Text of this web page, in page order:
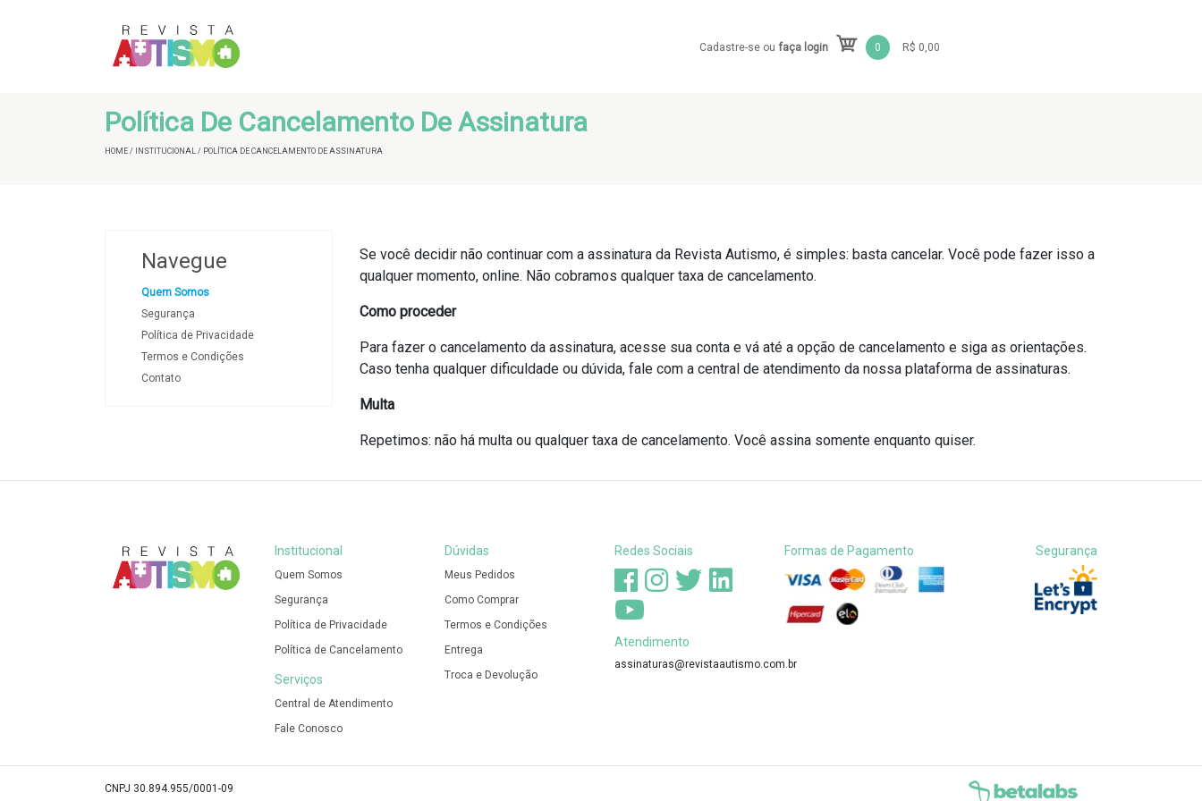
Cadastre-se ou faça login 0 R$ 0,00
Política De Cancelamento De Assinatura
HOME / INSTITUCIONAL / POLÍTICA DE CANCELAMENTO DE ASSINATURA
Navegue
Quem Somos
Segurança
Política de Privacidade
Termos e Condições
Contato
Se você decidir não continuar com a assinatura da Revista Autismo, é simples: basta cancelar. Você pode fazer isso a
qualquer momento, online. Não cobramos qualquer taxa de cancelamento.
Como proceder
Para fazer o cancelamento da assinatura, acesse sua conta e vá até a opção de cancelamento e siga as orientações.
Caso tenha qualquer dificuldade ou dúvida, fale com a central de atendimento da nossa plataforma de assinaturas.
Multa
Repetimos: não há multa ou qualquer taxa de cancelamento. Você assina somente enquanto quiser.
Institucional
Quem Somos
Segurança
Política de Privacidade
Política de Cancelamento
Serviços
Central de Atendimento
Fale Conosco
Dúvidas
Meus Pedidos
Como Comprar
Termos e Condições
Entrega
Troca e Devolução
Redes Sociais
Atendimento
assinaturas@revistaautismo.com.br
Formas de Pagamento Segurança
CNPJ 30.894.955/0001-09